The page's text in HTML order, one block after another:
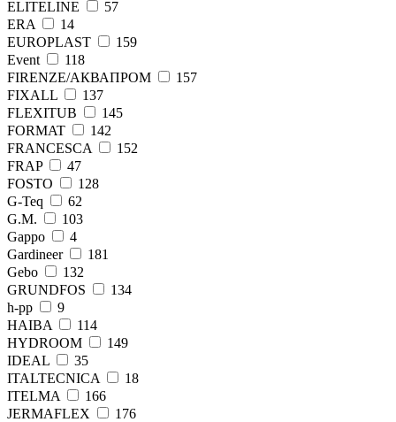
ELITЕLINE
57
ERA
14
EUROPLAST
159
Event
118
FIRENZE/АКВАПРОМ
157
FIXALL
137
FLEXITUB
145
FORMAT
142
FRANCESCA
152
FRAP
47
FОSТО
128
G-Teq
62
G.M.
103
Gappo
4
Gardineer
181
Gebo
132
GRUNDFOS
134
h-pp
9
HAIBA
114
HYDROOM
149
IDEAL
35
ITALTECNICA
18
ITELMA
166
JERMAFLEX
176